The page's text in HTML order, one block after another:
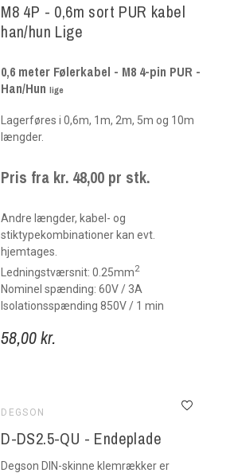
M8 4P - 0,6m sort PUR kabel
han/hun Lige
58,00 kr.
0,6 meter Følerkabel - M8 4-pin PUR -
Han/Hunlige
Lagerføres i 0,6m, 1m, 2m, 5m og 10m
længder.
Pris fra kr. 48,00 pr stk.
Andre længder, kabel- og
stiktypekombinationer kan evt.
hjemtages.
Ledningstværsnit: 0.25mm2
Nominel spænding: 60V / 3A
Isolationsspænding 850V / 1 min
DEGSON
D-DS2.5-QU - Endeplade
Degson DIN-skinne klemrækker er